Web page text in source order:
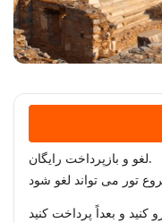
لغو و بازپرداخت رایگان.